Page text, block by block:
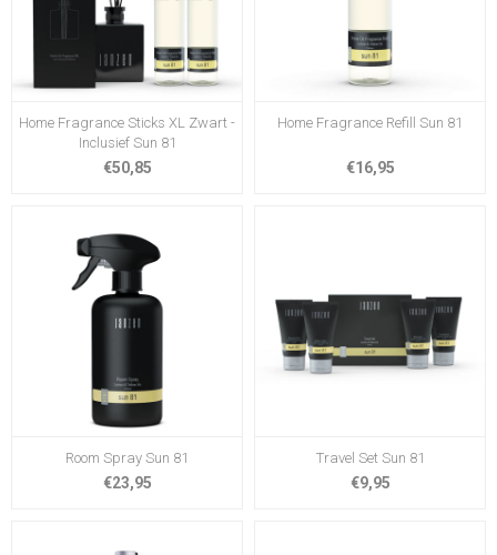
Home Fragrance Sticks XL Zwart -
Inclusief Sun 81
€50,85
Home Fragrance Refill Sun 81
€16,95
Room Spray Sun 81
€23,95
Travel Set Sun 81
€9,95